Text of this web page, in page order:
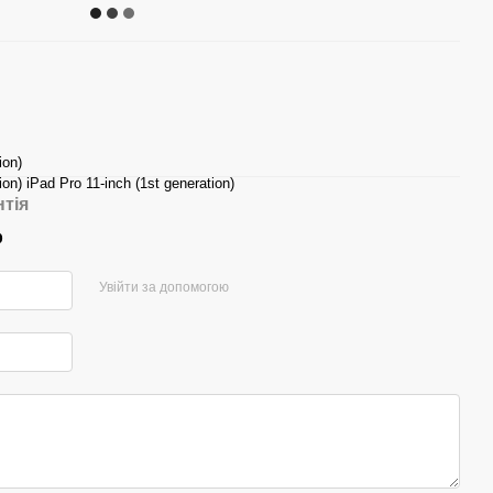
iPad Pro 11-inch (1st generation)
Увійти за допомогою